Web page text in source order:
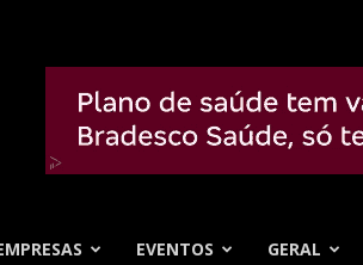
EVENTOS GERAL